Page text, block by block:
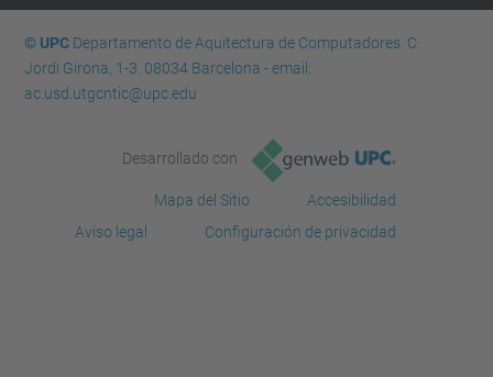
© UPCDepartamento de Aquitectura de Computadores. C.
Jordi Girona, 1-3. 08034 Barcelona - email:
ac.usd.utgcntic@upc.edu
Desarrollado con
Mapa del Sitio
Accesibilidad
Aviso legal
Configuración de privacidad